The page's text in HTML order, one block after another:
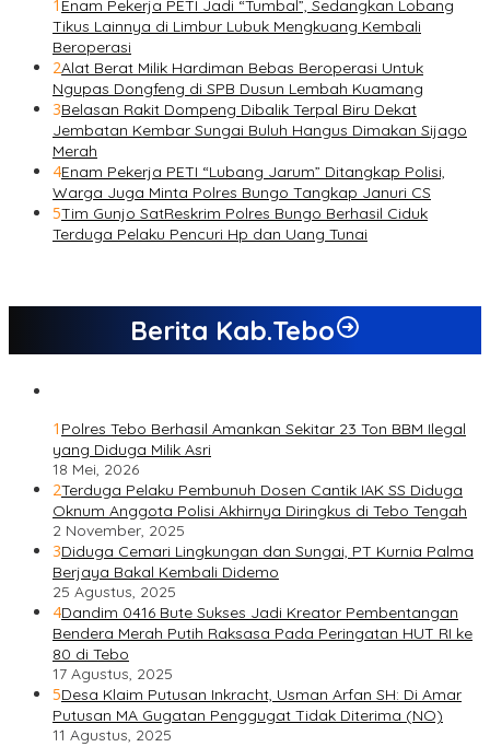
1 Enam Pekerja PETI Jadi “Tumbal”, Sedangkan Lobang
Tikus Lainnya di Limbur Lubuk Mengkuang Kembali
Beroperasi
2Alat Berat Milik Hardiman Bebas Beroperasi Untuk
Ngupas Dongfeng di SPB Dusun Lembah Kuamang
3Belasan Rakit Dompeng Dibalik Terpal Biru Dekat
Jembatan Kembar Sungai Buluh Hangus Dimakan Sijago
Merah
4Enam Pekerja PETI “Lubang Jarum” Ditangkap Polisi,
Warga Juga Minta Polres Bungo Tangkap Januri CS
5Tim Gunjo SatReskrim Polres Bungo Berhasil Ciduk
Terduga Pelaku Pencuri Hp dan Uang Tunai
Berita Kab.Tebo
1 Polres Tebo Berhasil Amankan Sekitar 23 Ton BBM Ilegal
yang Diduga Milik Asri
18 Mei, 2026
2Terduga Pelaku Pembunuh Dosen Cantik IAK SS Diduga
Oknum Anggota Polisi Akhirnya Diringkus di Tebo Tengah
2 November, 2025
3Diduga Cemari Lingkungan dan Sungai, PT Kurnia Palma
Berjaya Bakal Kembali Didemo
25 Agustus, 2025
4Dandim 0416 Bute Sukses Jadi Kreator Pembentangan
Bendera Merah Putih Raksasa Pada Peringatan HUT RI ke
80 di Tebo
17 Agustus, 2025
5Desa Klaim Putusan Inkracht, Usman Arfan SH: Di Amar
Putusan MA Gugatan Penggugat Tidak Diterima (NO)
11 Agustus, 2025